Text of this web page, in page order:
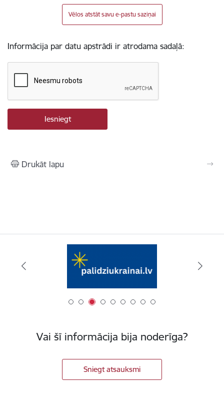
Vēlos atstāt savu e-pastu saziņai
Informācija par datu apstrādi ir atrodama sadaļā:
Drukāt lapu
Vai šī informācija bija noderīga?
Sniegt atsauksmi